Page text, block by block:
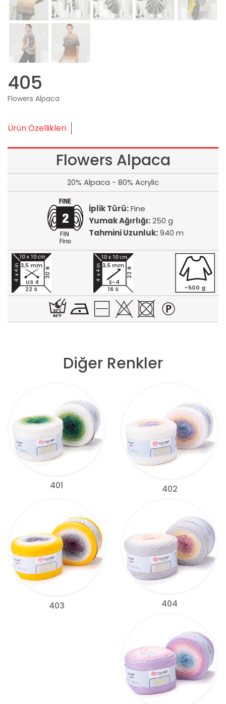
405
Flowers Alpaca
Ürün Özellikleri
Flowers Alpaca
20% Alpaca - 80% Acrylic
İplik Türü:Fine
Yumak Ağırlığı:250 g
Tahmini Uzunluk:940 m
22 S
30 R
3,5 mm
US 4
16 S
22 R
3,5 mm
E-4
~500 g
Diğer Renkler
401 402
403 404